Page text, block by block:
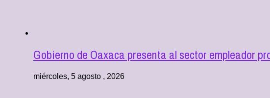
Gobierno de Oaxaca presenta al sector empleador
miércoles, 5 agosto , 2026